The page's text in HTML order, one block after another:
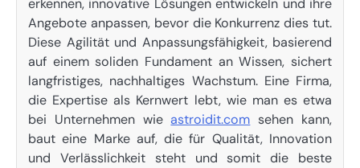
erkennen, innovative Lösungen entwickeln und ihre
Angebote anpassen, bevor die Konkurrenz dies tut.
Diese Agilität und Anpassungsfähigkeit, basierend
auf einem soliden Fundament an Wissen, sichert
langfristiges, nachhaltiges Wachstum. Eine Firma,
die Expertise als Kernwert lebt, wie man es etwa
bei Unternehmen wieastroidit.com sehen kann,
baut eine Marke auf, die für Qualität, Innovation
und Verlässlichkeit steht und somit die beste